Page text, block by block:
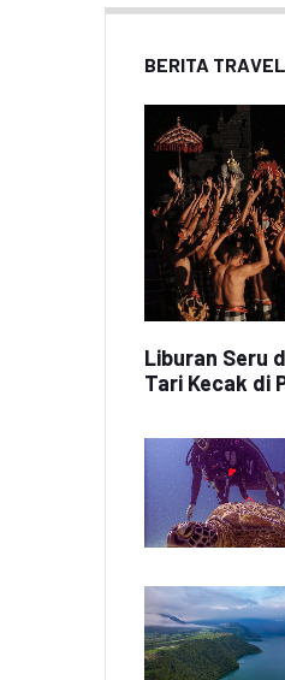
BERITA TRAVEL
Liburan Seru
Tari Kecak di